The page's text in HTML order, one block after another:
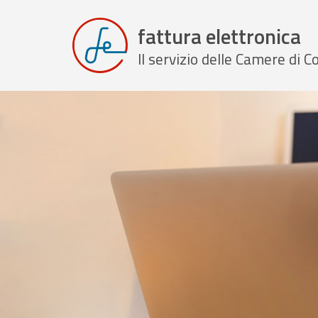
fattura elettronica
Il servizio delle Camere di